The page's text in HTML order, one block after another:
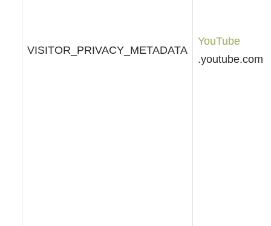
VISITOR_PRIVACY_METADATA
YouTube
.youtube.com